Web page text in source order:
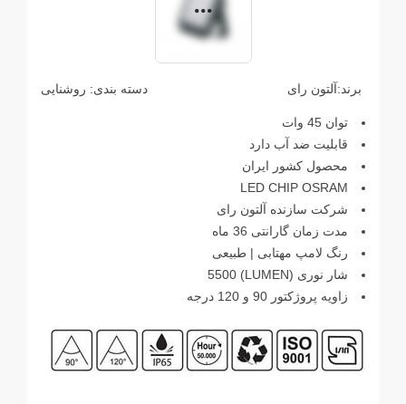
برند:آلتون رای دسته بندی: روشنایی
توان 45 وات
قابلیت ضد آب دارد
محصول کشور ایران
LED CHIP OSRAM
شرکت سازنده آلتون رای
مدت زمان گارانتی 36 ماه
رنگ لامپ مهتابی | طبیعی
شار نوری (LUMEN) 5500
زاویه پروژکتور 90 و 120 درجه